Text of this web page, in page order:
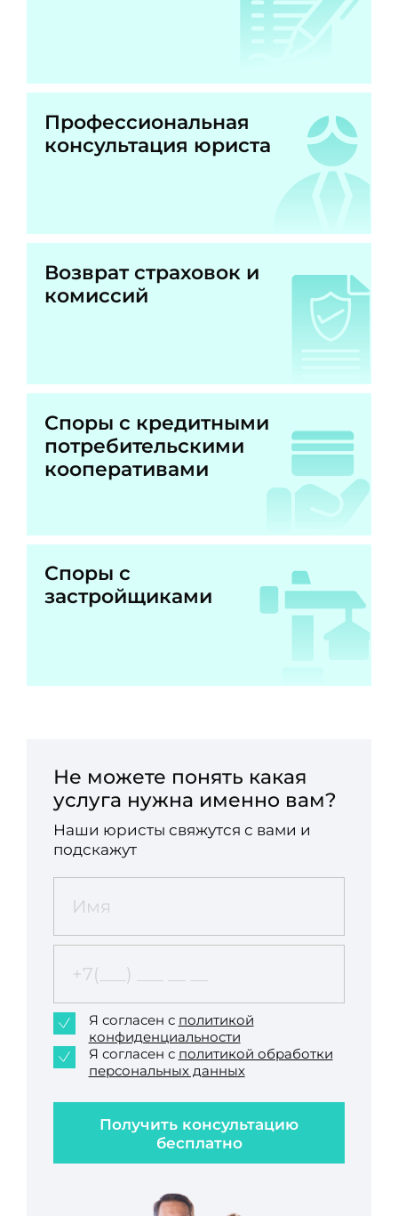
Профессиональная
консультация юриста
Возврат страховок и
комиссий
Споры с кредитными
потребительскими
кооперативами
Споры с
застройщиками
Не можете понять какая
услуга нужна именно вам?
Наши юристы свяжутся с вами и
подскажут
Получить консультацию
бесплатно
Я согласен с политикой
конфиденциальности
Я согласен с политикой обработки
персональных данных